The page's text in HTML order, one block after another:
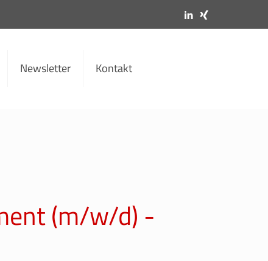
Newsletter Kontakt
(m/w/d) -